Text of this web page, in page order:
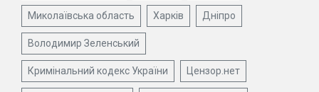
Миколаївська область Харків Дніпро
Володимир Зеленський
Кримінальний кодекс України Цензор.нет